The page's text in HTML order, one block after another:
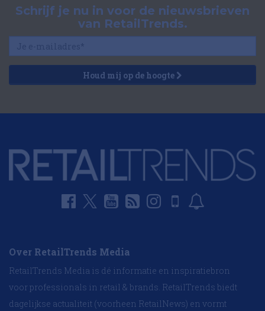
Schrijf je nu in voor de nieuwsbrieven
van RetailTrends.
Houd mij op de hoogte
Over RetailTrends Media
RetailTrends Media is dé informatie en inspiratiebron
voor professionals in retail & brands. RetailTrends biedt
dagelijkse actualiteit (voorheen RetailNews) en vormt